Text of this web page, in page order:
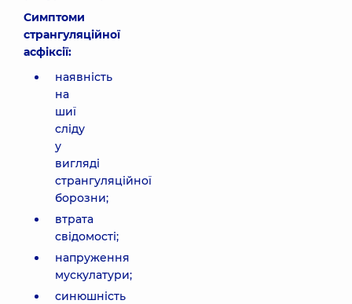
Симптоми
странгуляційної
асфіксії:
наявність
на
шиї
сліду
у
вигляді
странгуляційної
борозни;
втрата
свідомості;
напруження
мускулатури;
синюшність